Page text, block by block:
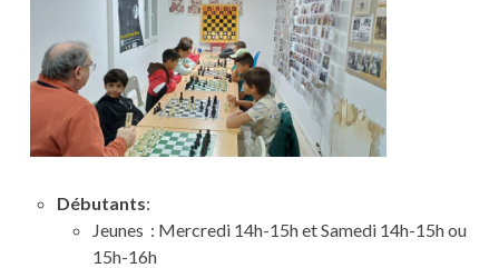
Débutants:
Jeunes : Mercredi 14h-15h et Samedi 14h-15h ou
15h-16h